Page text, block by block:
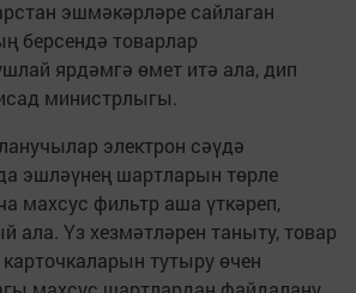
эшмәкәрләре сайлаган
берсендә товарлар
ярдәмгә өмет итә ала, дип
министрлыгы.
электрон сәүдә
эшләүнең шартларын төрле
махсус фильтр аша үткәреп,
Үз хезмәтләрен таныту, товар
тутыру өчен